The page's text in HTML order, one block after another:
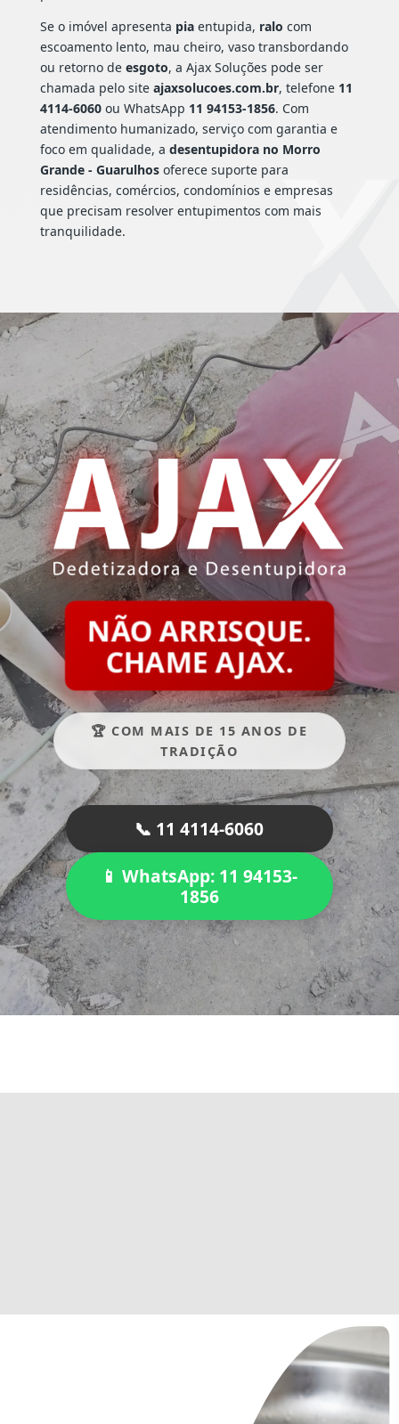
Se o imóvel apresenta piaentupida, ralo com
escoamento lento, mau cheiro, vaso transbordando
ou retorno de esgoto, a Ajax Soluções pode ser
chamada pelo site ajaxsolucoes.com.br, telefone 11
4114-6060ou WhatsApp 11 94153-1856. Com
atendimento humanizado, serviço com garantia e
foco em qualidade, a desentupidora no Morro
Grande - Guarulhosoferece suporte para
residências, comércios, condomínios e empresas
que precisam resolver entupimentos com mais
tranquilidade.
NÃO ARRISQUE.
CHAME AJAX.
🏆 COM MAIS DE 15 ANOS DE
TRADIÇÃO
📞 11 4114-6060
📱 WhatsApp: 11 94153-
1856